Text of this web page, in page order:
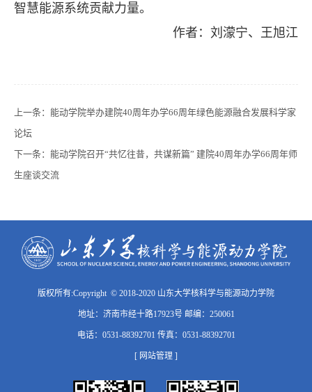
智慧能源系统贡献力量。
作者：刘濛宁、王旭江
上一条： 能动学院举办建院40周年办学66周年绿色能源融合发展科学家
论坛
下一条： 能动学院召开“共忆往昔，共谋新篇” 建院40周年办学66周年师
生座谈交流
版权所有:Copyright © 2018-2020 山东大学核科学与能源动力学院
地址：济南市经十路17923号 邮编：250061
电话：0531-88392701 传真：0531-88392701
[ 网站管理 ]